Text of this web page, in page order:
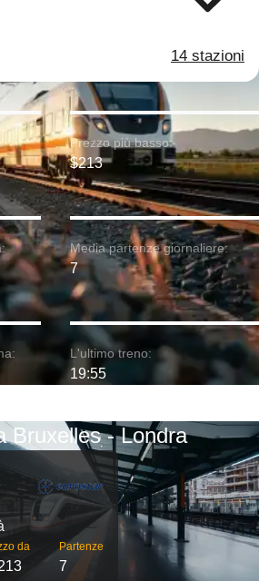
14 stazioni
Prezzo più basso:
$213
Media partenze giornaliere:
7
L'ultimo treno:
19:55
Bruxelles - Londra
da Partenze
7